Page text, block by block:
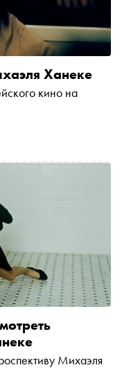
Ханеке
кино на